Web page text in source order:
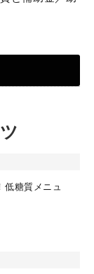
低糖質メニュ